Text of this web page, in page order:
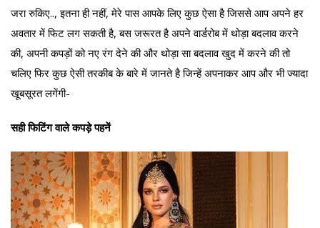
जरा रुकिए.., इतना ही नहीं, मेरे पास आपके लिए कुछ ऐसा है जिससे आप अपने हर
अवतार में फिट लग सकती है, बस जरूरत है अपने वार्डरोब में थोड़ा बदलाव करने
की, अपनी कपड़ों को नए रंग देने की और थोड़ा सा बदलाव खुद में करने की तो
चलिए फिर कुछ ऐसी तरकीब के बारे में जानते है जिन्हें अपनाकर आप और भी ज्यादा
खूबसूरत लगेंगी-
सही फिटिंग वाले कपड़े पहनें